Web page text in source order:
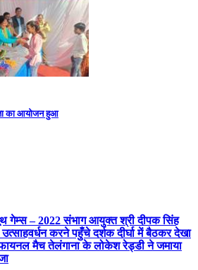
का आयोजन हुआ
गेम्स – 2022 संभाग आयुक्त श्री दीपक सिंह
करने पहुँचे दर्शक दीर्घा में बैठकर देखा
फायनल मैच तेलंगाना के लोकेश रेड्डी ने जमाया